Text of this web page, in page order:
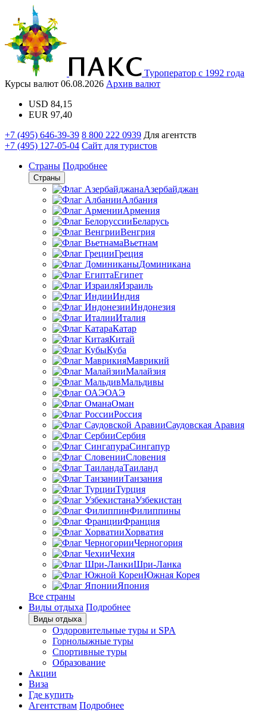
Туроператор с 1992 года
Курсы валют 06.08.2026 Архив валют
USD 84,15
EUR 97,40
+7 (495) 646-39-39 8 800 222 0939 Для агентств
+7 (495) 127-05-04 Сайт для туристов
Страны Подробнее
Страны
Азербайджан
Албания
Армения
Беларусь
Венгрия
Вьетнам
Греция
Доминикана
Египет
Израиль
Индия
Индонезия
Италия
Катар
Китай
Куба
Маврикий
Малайзия
Мальдивы
ОАЭ
Оман
Россия
Саудовская Аравия
Сербия
Сингапур
Словения
Таиланд
Танзания
Турция
Узбекистан
Филиппины
Франция
Хорватия
Черногория
Чехия
Шри-Ланка
Южная Корея
Япония
Все страны
Виды отдыха Подробнее
Виды отдыха
Оздоровительные туры и SPA
Горнолыжные туры
Спортивные туры
Образование
Акции
Виза
Где купить
Агентствам Подробнее